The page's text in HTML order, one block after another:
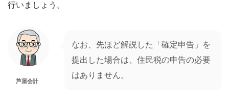
行いましょう。
芦屋会計
なお、先ほど解説した「確定申告」を
提出した場合は、住民税の申告の必要
はありません。